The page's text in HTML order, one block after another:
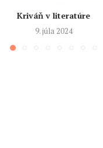
Kriváň v literatúre
9. júla 2024